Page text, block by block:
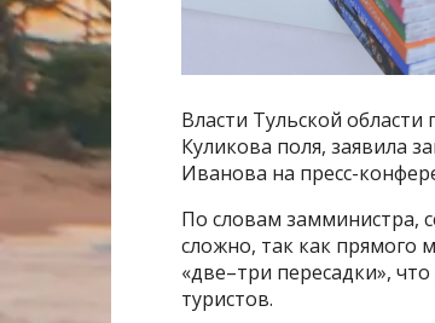
Власти Тульской
Куликова поля, заявила
Иванова на пресс-
По словам замминистра,
сложно, так как прямого
«две–три пересадки»,
туристов.